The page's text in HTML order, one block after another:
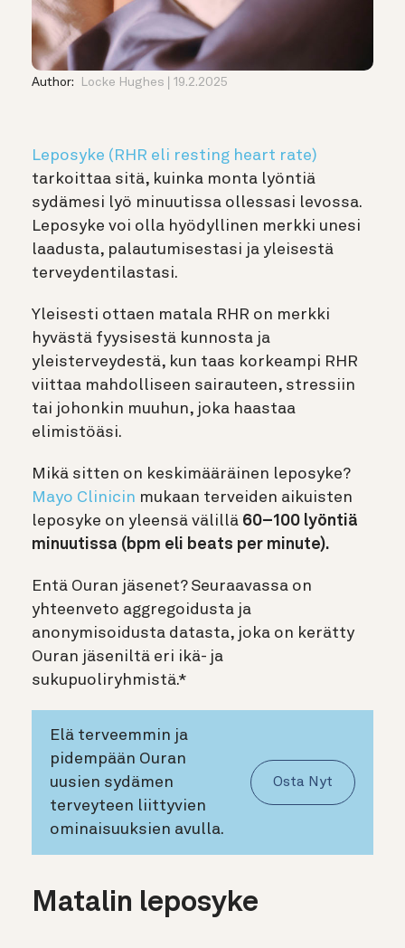
Author: Locke Hughes 19.2.2025
Leposyke (RHR eli resting heart rate)
tarkoittaa sitä, kuinka monta lyöntiä
sydämesi lyö minuutissa ollessasi levossa.
Leposyke voi olla hyödyllinen merkki unesi
laadusta, palautumisestasi ja yleisestä
terveydentilastasi.
Yleisesti ottaen matala RHR on merkki
hyvästä fyysisestä kunnosta ja
yleisterveydestä, kun taas korkeampi RHR
viittaa mahdolliseen sairauteen, stressiin
tai johonkin muuhun, joka haastaa
elimistöäsi.
Mikä sitten on keskimääräinen leposyke?
Mayo Clinicin mukaan terveiden aikuisten
leposyke on yleensä välillä 60–100 lyöntiä
minuutissa (bpm eli beats per minute).
Entä Ouran jäsenet? Seuraavassa on
yhteenveto aggregoidusta ja
anonymisoidusta datasta, joka on kerätty
Ouran jäseniltä eri ikä- ja
sukupuoliryhmistä.*
Elä terveemmin ja
pidempään Ouran
uusien sydämen
terveyteen liittyvien
ominaisuuksien avulla.
Osta Nyt
Matalin leposyke